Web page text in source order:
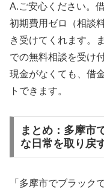
A.ご安心ください。
初期費用ゼロ（相談
き受けてくれます。
での無料相談を受け
現金がなくても、借
トできます。
まとめ：多摩市
な日常を取り戻
「多摩市でブラック